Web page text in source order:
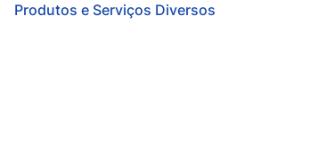
Produtos e Serviços Diversos